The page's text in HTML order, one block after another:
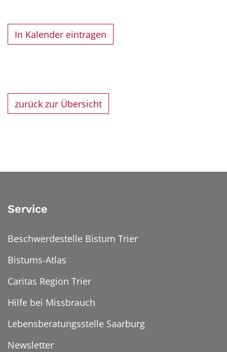
In Kalender eintragen
zurück zur Übersicht
Service
Beschwerdestelle Bistum Trier
Bistums-Atlas
Caritas Region Trier
Hilfe bei Missbrauch
Lebensberatungsstelle Saarburg
Newsletter